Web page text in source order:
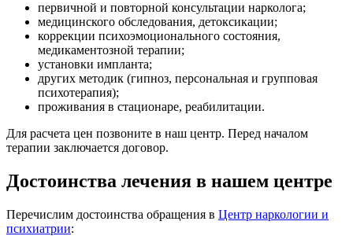
первичной и повторной консультации нарколога;
медицинского обследования, детоксикации;
коррекции психоэмоционального состояния,
медикаментозной терапии;
установки импланта;
других методик (гипноз, персональная и групповая
психотерапия);
проживания в стационаре, реабилитации.
Для расчета цен позвоните в наш центр. Перед началом
терапии заключается договор.
Достоинства лечения в нашем центре
Перечислим достоинства обращения в Центр наркологии и
психиатрии: